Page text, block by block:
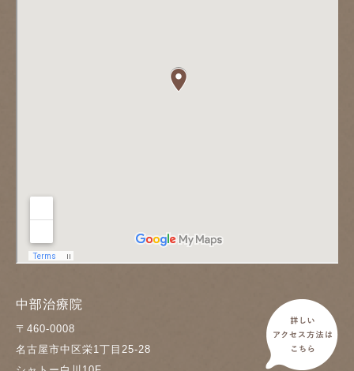
中部治療院
〒460-0008
名古屋市中区栄1丁目25-28